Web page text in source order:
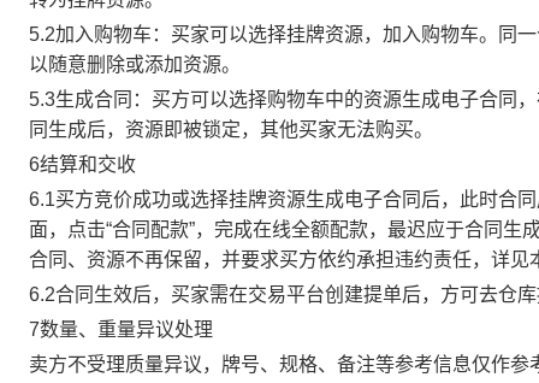
5.2加入购物车：买家可以选择挂牌资源，加入购物车。同
以随意删除或添加资源。
5.3生成合同：买方可以选择购物车中的资源生成电子合同
同生成后，资源即被锁定，其他买家无法购买。
6结算和交收
6.1买方竞价成功或选择挂牌资源生成电子合同后，此时合
面，点击“合同配款”，完成在线全额配款，最迟应于合同
合同、资源不再保留，并要求买方依约承担违约责任，详见
6.2合同生效后，买家需在交易平台创建提单后，方可去仓
7数量、重量异议处理
卖方不受理质量异议，牌号、规格、备注等参考信息仅作